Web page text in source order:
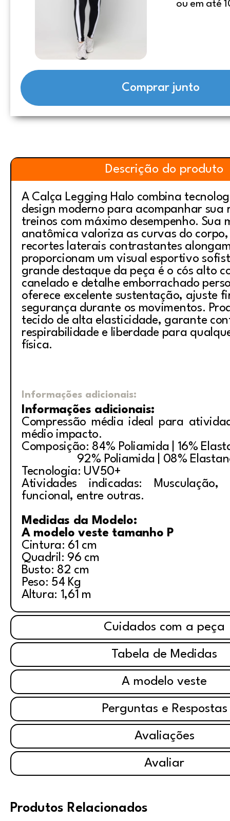
ou em até
Comprar junto
Descrição do produto
A Calça Legging Halo combina
design moderno para acompanhar sua
treinos com máximo desempenho. Sua
anatômica valoriza as curvas do
recortes laterais contrastantes
proporcionam um visual esportivo
grande destaque da peça é o cós alto
canelado e detalhe emborrachado
oferece excelente sustentação, ajuste
segurança durante os movimentos.
tecido de alta elasticidade, garante
respirabilidade e liberdade para
física.
Informações adicionais:
Informações adicionais:
Compressão média ideal para
médio impacto.
Composição: 84% Poliamida | 16%
92% Poliamida | 08%
Tecnologia: UV50+
Atividades indicadas:
funcional, entre outras.
Medidas da Modelo:
A modelo veste tamanho P
Cintura: 61 cm
Quadril: 96 cm
Busto: 82 cm
Peso: 54 Kg
Altura: 1,61 m
Cuidados com a peça
Tabela de Medidas
A modelo veste
Perguntas e Respostas
Avaliações
Avaliar
Produtos Relacionados